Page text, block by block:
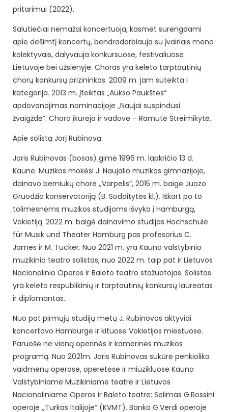
pritarimui (2022).
Salutiečiai nemažai koncertuoja, kasmet surengdami
apie dešimtį koncertų, bendradarbiauja su įvairiais meno
kolektyvais, dalyvauja konkursuose, festivaliuose
Lietuvoje bei užsienyje. Choras yra keleto tarptautinių
chorų konkursų prizininkas. 2009 m. jam suteikta I
kategorija. 2013 m. įteiktas „Aukso Paukštės“
apdovanojimas nominacijoje „Naujai suspindusi
žvaigždė“. Choro įkūrėja ir vadovė – Ramutė Štreimikytė.
Apie solistą Jorį Rubinovą:
Joris Rubinovas (bosas) gimė 1996 m. lapkričio 13 d.
Kaune. Muzikos mokėsi J. Naujalio muzikos gimnazijoje,
dainavo berniukų chore ,,Varpelis“, 2015 m. baigė Juozo
Gruodžio konservatoriją (B. Sodaitytės kl.). Iškart po to
tolimesnėms muzikos studijoms išvyko į Hamburgą,
Vokietiją. 2022 m. baigė dainavimo studijas Hochschule
für Musik und Theater Hamburg pas profesorius C.
James ir M. Tucker. Nuo 2021 m. yra Kauno valstybinio
muzikinio teatro solistas, nuo 2022 m. taip pat ir Lietuvos
Nacionalinio Operos ir Baleto teatro stažuotojas. Solistas
yra keleto respublikinių ir tarptautinių konkursų laureatas
ir diplomantas.
Nuo pat pirmųjų studijų metų J. Rubinovas aktyviai
koncertavo Hamburge ir kituose Vokietijos miestuose.
Paruošė ne vieną operinės ir kamerinės muzikos
programą. Nuo 2021m. Joris Rubinovas sukūrė penkiolika
vaidmenų operose, operetėse ir miuzikluose Kauno
Valstybiniame Muzikiniame teatre ir Lietuvos
Nacionaliniame Operos ir Baleto teatre: Selimas G.Rossini
operoje ,,Turkas Italijoje“ (KVMT). Banko G.Verdi operoje